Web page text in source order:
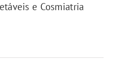
e Cosmiatria